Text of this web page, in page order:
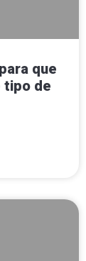
que
tipo de